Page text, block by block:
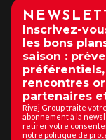
Inscrivez-
les bons
saison :
rencontres
partenaires
Rivaj Group traite
abonnement à la
retirer votre
notre politique de